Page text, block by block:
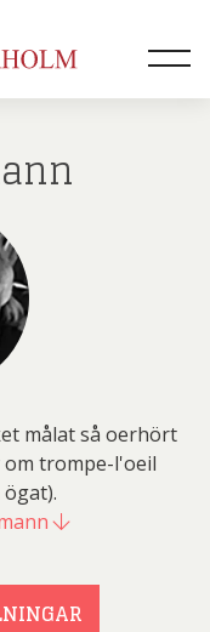
målat så oerhört
trompe-l'oeil